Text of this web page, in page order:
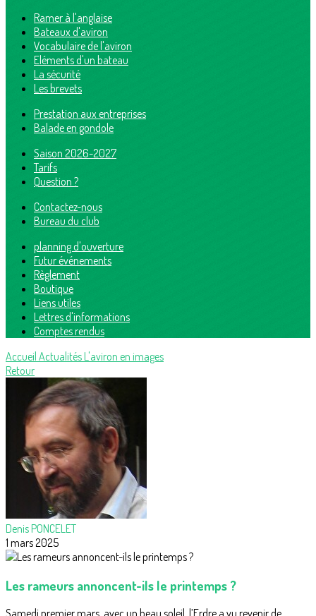
Ramer à l'anglaise
Bateaux d'aviron
Vocabulaire de l'aviron
Eléments d'un bateau
La sécurité
Les brevets
Prestation aux entreprises
Balade en gondole
Saison 2026-2027
Tarifs
Question ?
Contactez-nous
Bureau du club
planning d'ouverture
Futur événements
Règlement
Boutique
Liens utiles
Lettres d'informations
Comptes rendus
Accueil ActualitésL'aviron en images
Retour
Denis PONCELET
1 mars 2025
Les rameurs annoncent-ils le printemps ?